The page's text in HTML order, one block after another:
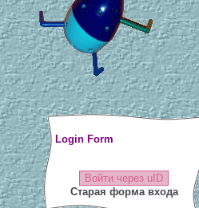
Login Form
Войти через uID
Старая форма входа